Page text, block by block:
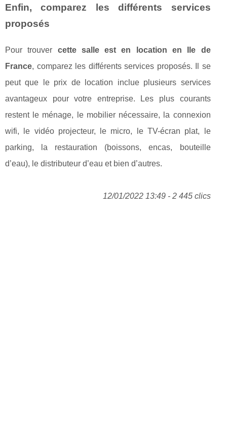
Enfin, comparez les différents services
proposés
Pour trouver cette salle est en location en Ile de
France, comparez les différents services proposés. Il se
peut que le prix de location inclue plusieurs services
avantageux pour votre entreprise. Les plus courants
restent le ménage, le mobilier nécessaire, la connexion
wifi, le vidéo projecteur, le micro, le TV-écran plat, le
parking, la restauration (boissons, encas, bouteille
d’eau), le distributeur d’eau et bien d’autres.
12/01/2022 13:49 - 2 445 clics